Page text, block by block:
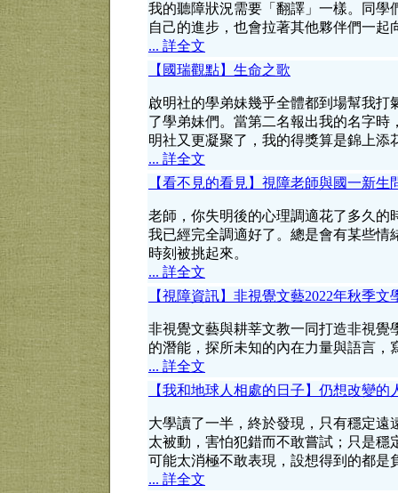
我的聽障狀況需要「翻譯」一樣。同
自己的進步，也會拉著其他夥伴們一起
... 詳全文
【國瑞觀點】生命之歌
啟明社的學弟妹幾乎全體都到場幫我
了學弟妹們。當第二名報出我的名字
明社又更凝聚了，我的得獎算是錦上添
... 詳全文
【看不見的看見】視障老師與國一新生
老師，你失明後的心理調適花了多久
我已經完全調適好了。總是會有某些
時刻被挑起來。
... 詳全文
【視障資訊】非視覺文藝2022年秋季
非視覺文藝與耕莘文教一同打造非視
的潛能，探所未知的內在力量與語言，
... 詳全文
【我和地球人相處的日子】仍想改變的
大學讀了一半，終於發現，只有穩定
太被動，害怕犯錯而不敢嘗試；只是
可能太消極不敢表現，設想得到的都是
... 詳全文